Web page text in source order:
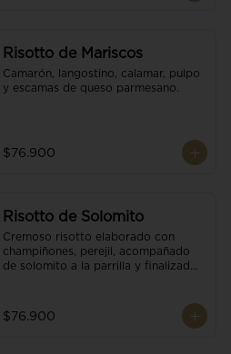
Risotto de Mariscos
Camarón, langostino, calamar, pulpo
y escamas de queso parmesano.
$76.900
Risotto de Solomito
Cremoso risotto elaborado con
champiñones, perejil, acompañado
de solomito a la parrilla y finalizado
$76.900